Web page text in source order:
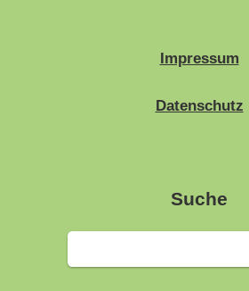
Impressum
Datenschutz
Suche
Suchen